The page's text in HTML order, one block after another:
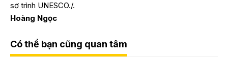
sơ trình UNESCO./.
Hoàng Ngọc
Có thể bạn cũng quan tâm